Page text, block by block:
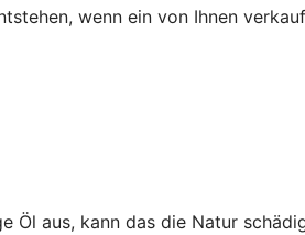
wenn ein von Ihnen
Öl aus, kann das die Natur